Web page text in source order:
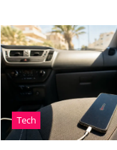
Tech